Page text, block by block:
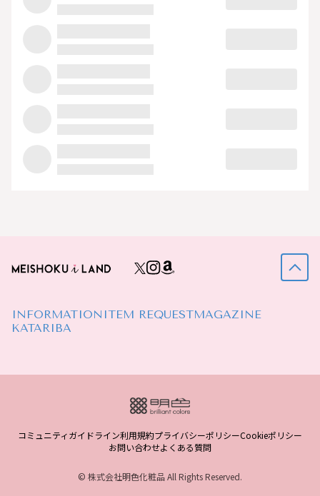
INFORMATION ITEM REQUESTMAGAZINE
KATARIBA
コミュニティガイドライン利用規約プライバシーポリシーCookieポリシー
お問い合わせよくある質問
© 株式会社明色化粧品 All Rights Reserved.